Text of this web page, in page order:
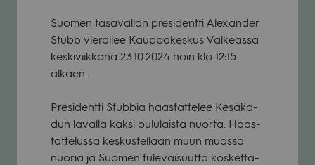
Suo­men tasa­val­lan pre­si­dentti Alexan­der
Stubb vie­rai­lee Kaup­pa­kes­kus Val­keassa
kes­ki­viik­kona 23.10.2024 noin klo 12:15
alkaen.
Pre­si­dentti Stub­bia haas­tat­te­lee Kesä­ka­
dun lavalla kaksi oulu­laista nuorta. Haas­
tat­te­lussa kes­kus­tel­laan muun muassa
nuo­ria ja Suo­men tule­vai­suutta kos­ket­ta­